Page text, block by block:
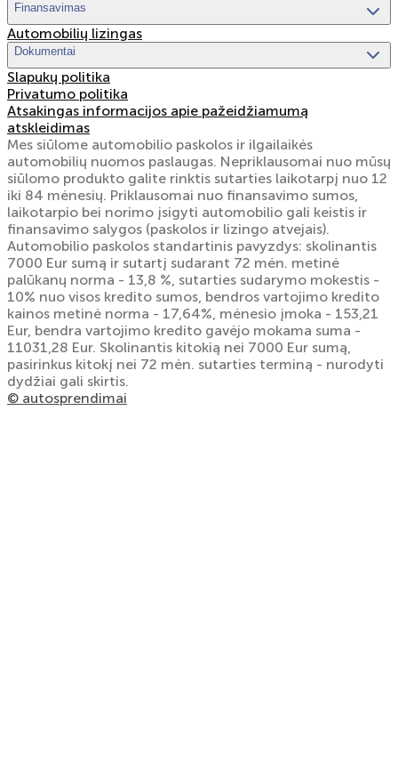
Finansavimas
Automobilių lizingas
Dokumentai
Slapukų politika
Privatumo politika
Atsakingas informacijos apie pažeidžiamumą
atskleidimas
Mes siūlome automobilio paskolos ir ilgailaikės
automobilių nuomos paslaugas. Nepriklausomai nuo mūsų
siūlomo produkto galite rinktis sutarties laikotarpį nuo 12
iki 84 mėnesių. Priklausomai nuo finansavimo sumos,
laikotarpio bei norimo įsigyti automobilio gali keistis ir
finansavimo salygos (paskolos ir lizingo atvejais).
Automobilio paskolos standartinis pavyzdys: skolinantis
7000 Eur sumą ir sutartį sudarant 72 mėn. metinė
palūkanų norma - 13,8 %, sutarties sudarymo mokestis -
10% nuo visos kredito sumos, bendros vartojimo kredito
kainos metinė norma - 17,64%, mėnesio įmoka - 153,21
Eur, bendra vartojimo kredito gavėjo mokama suma -
11031,28 Eur. Skolinantis kitokią nei 7000 Eur sumą,
pasirinkus kitokį nei 72 mėn. sutarties terminą - nurodyti
dydžiai gali skirtis.
© autosprendimai